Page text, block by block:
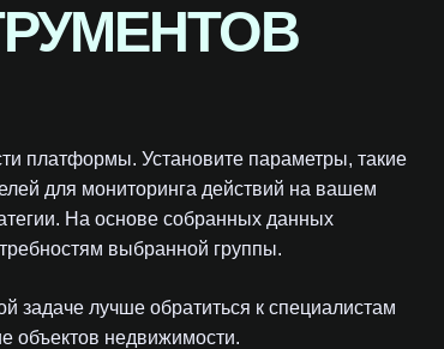
платформы. Установите параметры, такие
для мониторинга действий на вашем
На основе собранных данных
выбранной группы.
лучше обратиться к специалистам
объектов недвижимости.